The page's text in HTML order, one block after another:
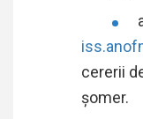
cererii
șomer.